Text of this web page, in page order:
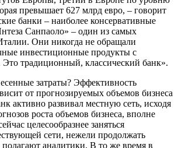
превышает 627 млрд евро, – говорит
банки – наиболее консервативные
Санпаоло» – один из самых
Они никогда не обращали
инвестиционные продукты с
традиционный, классический банк».
затраты? Эффективность
от прогнозируемых объемов бизнеса
активно развивал местную сеть, исходя
роста объемов бизнеса, вполне
целесообразнее заняться
сети, нежели продолжать
полагают аналитики. В то же время в